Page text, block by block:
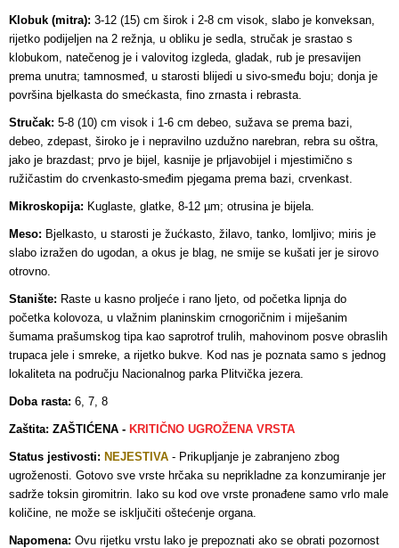
Klobuk (mitra): 3-12 (15) cm širok i 2-8 cm visok, slabo je konveksan,
rijetko podijeljen na 2 režnja, u obliku je sedla, stručak je srastao s
klobukom, natečenog je i valovitog izgleda, gladak, rub je presavijen
prema unutra; tamnosmeđ, u starosti blijedi u sivo-smeđu boju; donja je
površina bjelkasta do smećkasta, fino zrnasta i rebrasta.
Stručak: 5-8 (10) cm visok i 1-6 cm debeo, sužava se prema bazi,
debeo, zdepast, široko je i nepravilno uzdužno narebran, rebra su oštra,
jako je brazdast; prvo je bijel, kasnije je prljavobijel i mjestimično s
ružičastim do crvenkasto-smeđim pjegama prema bazi, crvenkast.
Mikroskopija: Kuglaste, glatke, 8-12 µm; otrusina je bijela.
Meso: Bjelkasto, u starosti je žućkasto, žilavo, tanko, lomljivo; miris je
slabo izražen do ugodan, a okus je blag, ne smije se kušati jer je sirovo
otrovno.
Stanište: Raste u kasno proljeće i rano ljeto, od početka lipnja do
početka kolovoza, u vlažnim planinskim crnogoričnim i miješanim
šumama prašumskog tipa kao saprotrof trulih, mahovinom posve obraslih
trupaca jele i smreke, a rijetko bukve. Kod nas je poznata samo s jednog
lokaliteta na području Nacionalnog parka Plitvička jezera.
Doba rasta: 6, 7, 8
Zaštita: ZAŠTIĆENA - KRITIČNO UGROŽENA VRSTA
Status jestivosti: NEJESTIVA - Prikupljanje je zabranjeno zbog
ugroženosti. Gotovo sve vrste hrčaka su neprikladne za konzumiranje jer
sadrže toksin giromitrin. Iako su kod ove vrste pronađene samo vrlo male
količine, ne može se isključiti oštećenje organa.
Napomena: Ovu rijetku vrstu lako je prepoznati ako se obrati pozornost